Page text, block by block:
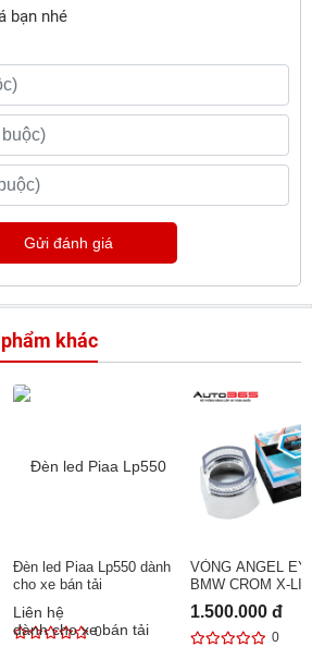
bạn nhé
Gửi đánh giá
khác
Đèn led Piaa Lp550 dành
cho xe bán tải
Liên hệ
0
VÒNG ANGEL
BMW CROM X-
1.500.000 đ
0